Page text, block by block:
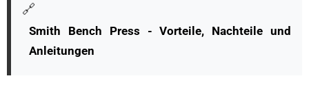
🔗
Smith Bench Press - Vorteile, Nachteile und
Anleitungen